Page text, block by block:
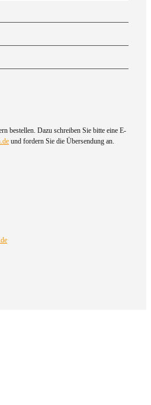
bestellen. Dazu schreiben Sie bitte eine E-
und fordern Sie die Übersendung an.